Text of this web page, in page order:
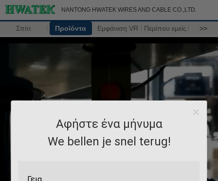
NANTONG HWATEK WIRES AND CABLE CO.,LTD.
Σπίτι Προϊόντα Εμφάνιση VR Περίπου εμείς >>
Αφήστε ένα μήνυμα
We bellen je snel terug!